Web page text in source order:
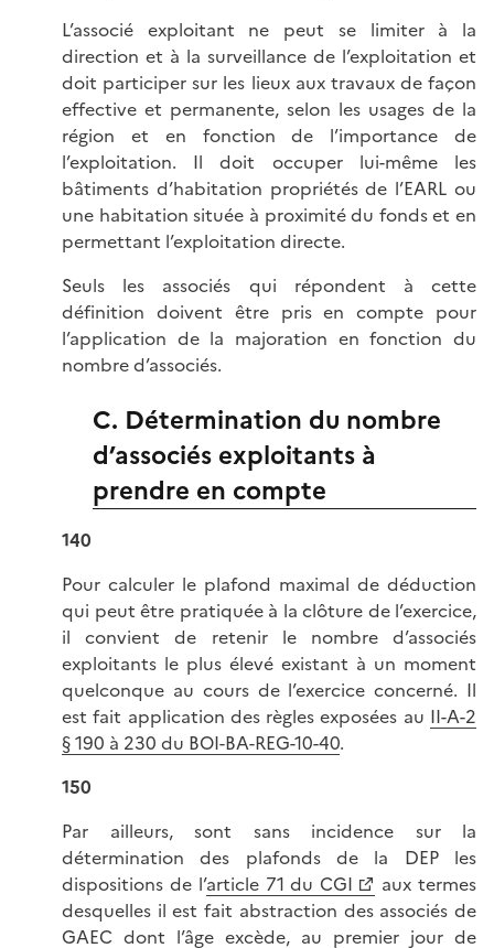
L’associé exploitant ne peut se limiter à la
direction et à la surveillance de l’exploitation et
doit participer sur les lieux aux travaux de façon
effective et permanente, selon les usages de la
région et en fonction de l’importance de
l’exploitation. Il doit occuper lui-même les
bâtiments d’habitation propriétés de l’EARL ou
une habitation située à proximité du fonds et en
permettant l’exploitation directe.
Seuls les associés qui répondent à cette
définition doivent être pris en compte pour
l’application de la majoration en fonction du
nombre d’associés.
C. Détermination du nombre
d’associés exploitants à
prendre en compte
140
Pour calculer le plafond maximal de déduction
qui peut être pratiquée à la clôture de l’exercice,
il convient de retenir le nombre d’associés
exploitants le plus élevé existant à un moment
quelconque au cours de l’exercice concerné. Il
est fait application des règles exposées au II-A-2
§ 190 à 230 du BOI-BA-REG-10-40.
150
Par ailleurs, sont sans incidence sur la
détermination des plafonds de la DEP les
dispositions de l’article 71 du CGI
aux termes
desquelles il est fait abstraction des associés de
GAEC dont l’âge excède, au premier jour de